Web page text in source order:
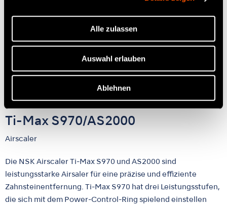
Alle zulassen
Auswahl erlauben
Ablehnen
Ti-Max S970/AS2000
Airscaler
Die NSK Airscaler Ti-Max S970 und AS2000 sind
leistungsstarke Airsaler für eine präzise und effiziente
Zahnsteinentfernung. Ti-Max S970 hat drei Leistungsstufen,
die sich mit dem Power-Control-Ring spielend einstellen